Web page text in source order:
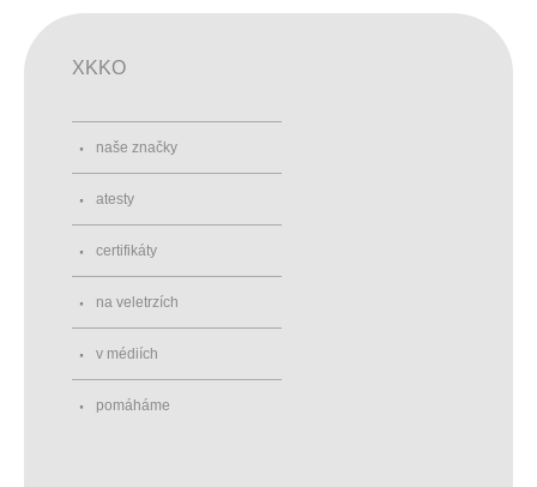
XKKO
naše značky
atesty
certifikáty
na veletrzích
v médiích
pomáháme